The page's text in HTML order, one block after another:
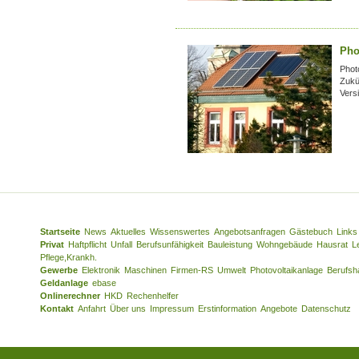
Startseite News Aktuelles Wissenswertes Angebotsanfragen Gästebuch
Links
Privat Haftpflicht Unfall Berufsunfähigkeit Bauleistung Wohngebäude Hausrat
Pflege,Krankh.
Gewerbe Elektronik Maschinen Firmen-RS Umwelt Photovoltaikanlage
Geldanlage ebase
Onlinerechner HKD Rechenhelfer
Kontakt Anfahrt Über uns Impressum Erstinformation Angebote Datenschutz